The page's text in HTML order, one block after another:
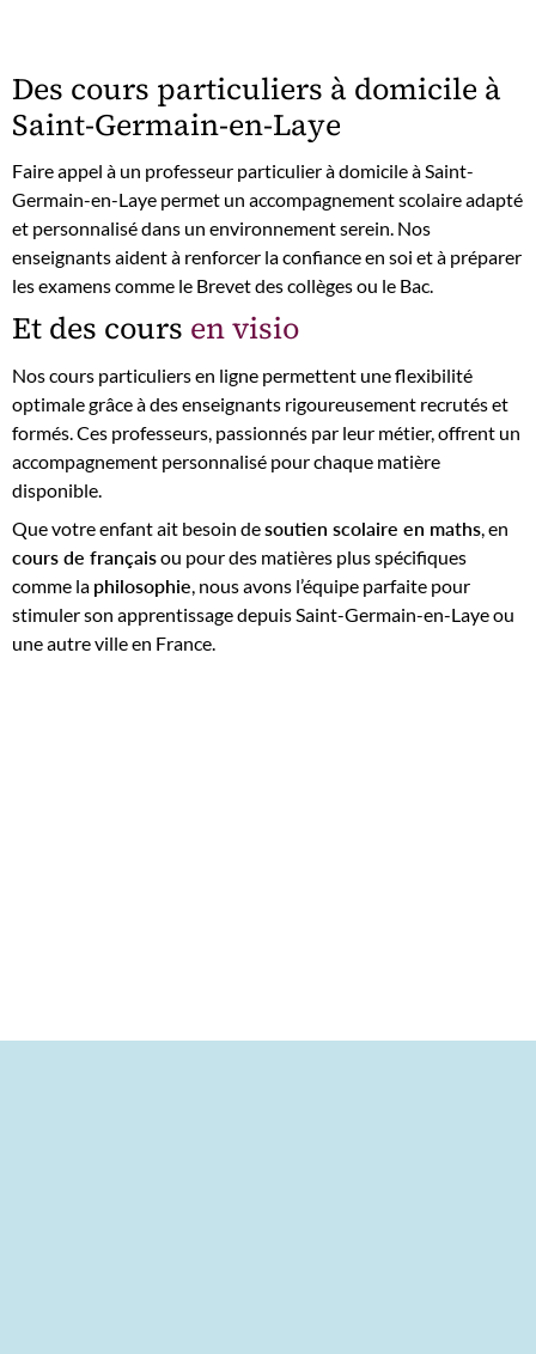
Des cours particuliers à domicile à
Saint-Germain-en-Laye
Faire appel à un professeur particulier à domicile à Saint-
Germain-en-Laye permet un accompagnement scolaire adapté
et personnalisé dans un environnement serein. Nos
enseignants aident à renforcer la confiance en soi et à préparer
les examens comme le Brevet des collèges ou le Bac.
Et des cours en visio
Nos cours particuliers en ligne permettent une flexibilité
optimale grâce à des enseignants rigoureusement recrutés et
formés. Ces professeurs, passionnés par leur métier, offrent un
accompagnement personnalisé pour chaque matière
disponible.
Que votre enfant ait besoin desoutien scolaire en maths , en
cours de françaisou pour des matières plus spécifiques
comme la philosophie , nous avons l’équipe parfaite pour
stimuler son apprentissage depuis Saint-Germain-en-Laye ou
une autre ville en France.